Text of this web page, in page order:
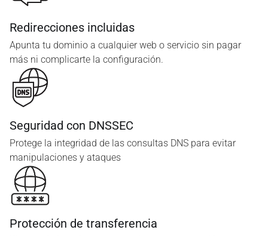
Redirecciones incluidas
Apunta tu dominio a cualquier web o servicio sin pagar
más ni complicarte la configuración.
Seguridad con DNSSEC
Protege la integridad de las consultas DNS para evitar
manipulaciones y ataques
Protección de transferencia